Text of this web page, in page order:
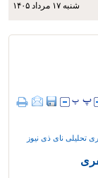
شنبه ۱۷ مرداد ۱۴۰۵
تحلیلی نای ذی نیوز